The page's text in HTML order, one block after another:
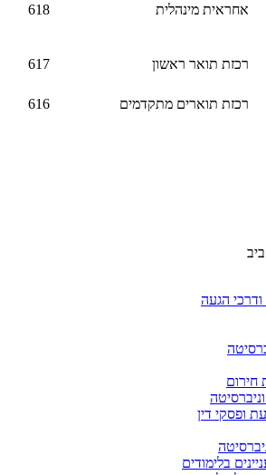
אחראית מינהלית 618
רכזת תואר ראשון 617
רכזת תוארים מתקדמים 616
הגעה
חירום
ופסקי דין
בלימודים